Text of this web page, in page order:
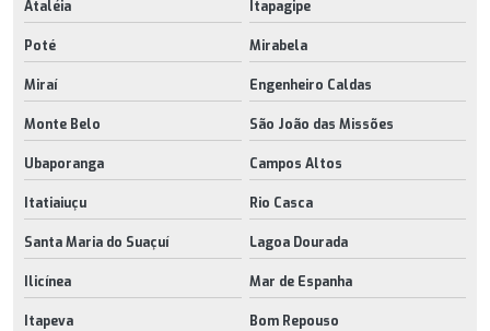
Ataléia Itapagipe
Poté Mirabela
Miraí Engenheiro Caldas
Monte Belo São João das Missões
Ubaporanga Campos Altos
Itatiaiuçu Rio Casca
Santa Maria do Suaçuí Lagoa Dourada
Ilicínea Mar de Espanha
Itapeva Bom Repouso